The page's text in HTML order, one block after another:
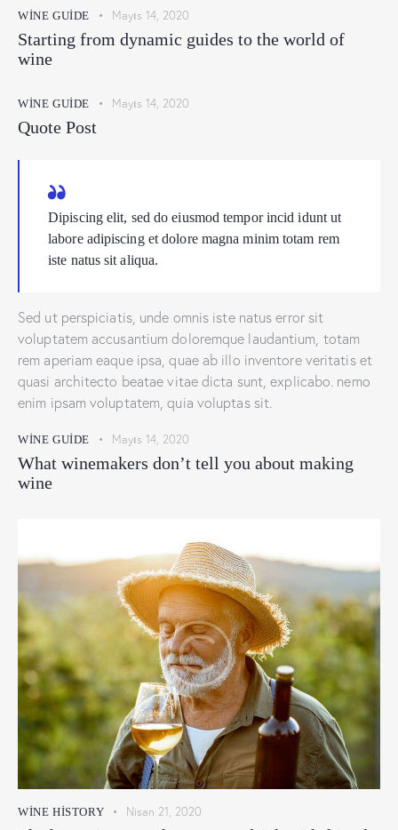
WINE GUIDE Mayıs 14, 2020
Starting from dynamic guides to the world of
wine
WINE GUIDE Mayıs 14, 2020
Quote Post
Dipiscing elit, sed do eiusmod tempor incid idunt ut
labore adipiscing et dolore magna minim totam rem
iste natus sit aliqua.
Sed ut perspiciatis, unde omnis iste natus error sit
voluptatem accusantium doloremque laudantium, totam
rem aperiam eaque ipsa, quae ab illo inventore veritatis et
quasi architecto beatae vitae dicta sunt, explicabo. nemo
enim ipsam voluptatem, quia voluptas sit.
WINE GUIDE Mayıs 14, 2020
What winemakers don’t tell you about making
wine
WINE HISTORY Nisan 21, 2020